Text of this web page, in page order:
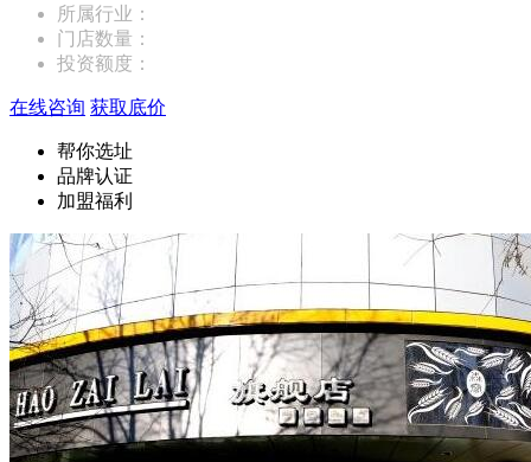
所属行业：
门店数量：
投资额度：
在线咨询 获取底价
帮你选址
品牌认证
加盟福利